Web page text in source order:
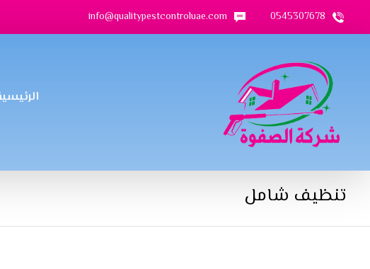
0545307678
info@qualitypestcontroluae.com
تنظيف شامل